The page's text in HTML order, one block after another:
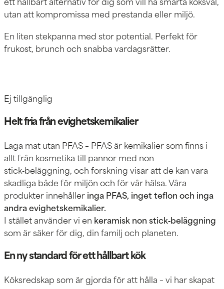
utan att kompromissa med prestanda eller miljö.
En liten stekpanna med stor potential. Perfekt för
frukost, brunch och snabba vardagsrätter.
Ej tillgänglig
Helt fria från evighetskemikalier
Laga mat utan PFAS – PFAS är kemikalier som finns i
allt från kosmetika till pannor med non
stick‑beläggning, och forskning visar att de kan vara
skadliga både för miljön och för vår hälsa. Våra
produkter innehålleringa PFAS, inget teflon och inga
andra evighetskemikalier.
I stället använder vi en keramisk non stick‑beläggning
som är säker för dig, din familj och planeten.
En ny standard för ett hållbart kök
Köksredskap som är gjorda för att hålla – vi har skapat